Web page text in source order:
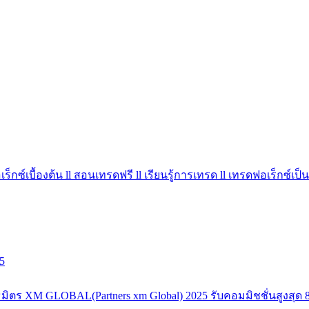
เร็กซ์เบื้องต้น ll สอนเทรดฟรี ll เรียนรู้การเทรด ll เทรดฟอเร็กซ์เป็
XM GLOBAL(Partners xm Global) 2025 รับคอมมิชชั่นสูงสุด